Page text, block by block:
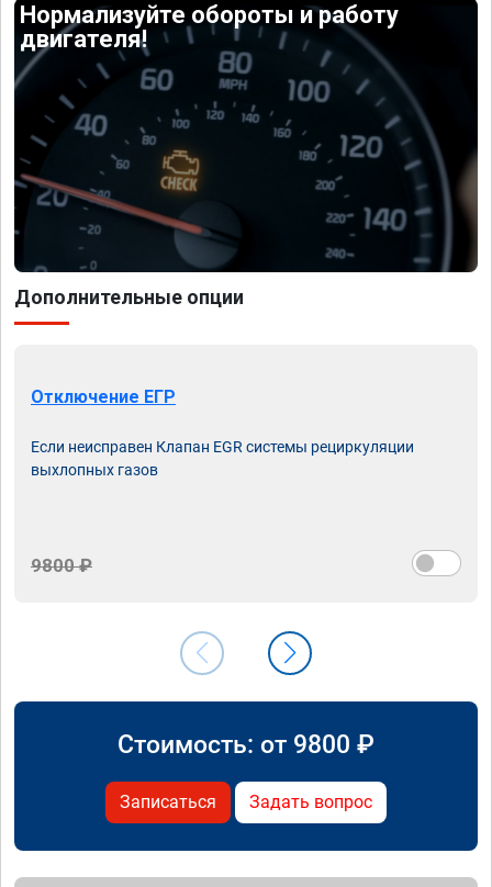
Нормализуйте обороты и работу
двигателя!
Дополнительные опции
Отключение ЕГР
Если неисправен Клапан EGR системы рециркуляции
выхлопных газов
9800 ₽
Стоимость: от 9800 ₽
Записаться Задать вопрос